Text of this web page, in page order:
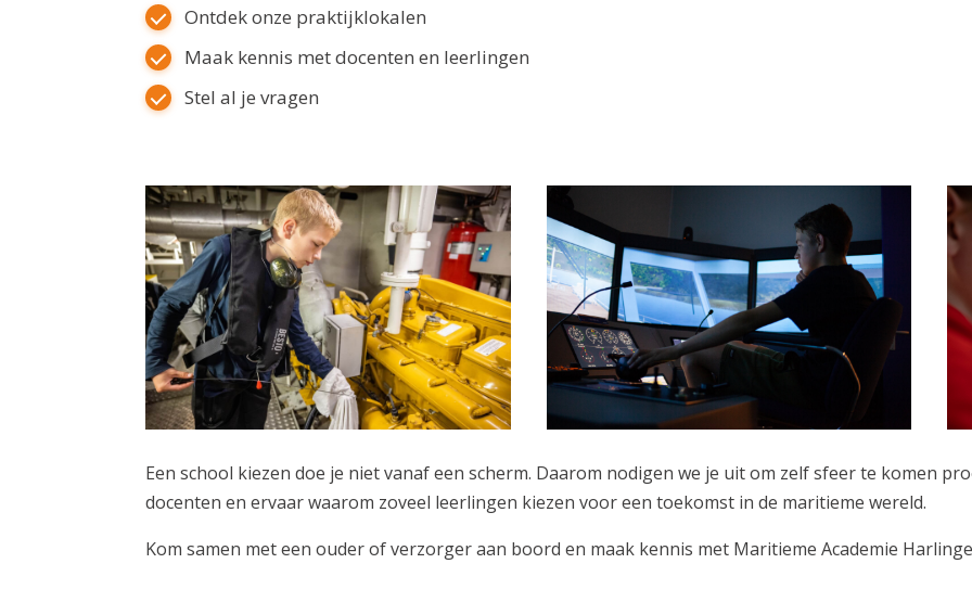
Ontdek onze praktijklokalen
Maak kennis met docenten en leerlingen
Stel al je vragen
Een school kiezen doe je niet vanaf een scherm. Daarom nodigen we je uit om zelf sfeer te komen
docenten en ervaar waarom zoveel leerlingen kiezen voor een toekomst in de maritieme wereld.
Kom samen met een ouder of verzorger aan boord en maak kennis met Maritieme Academie